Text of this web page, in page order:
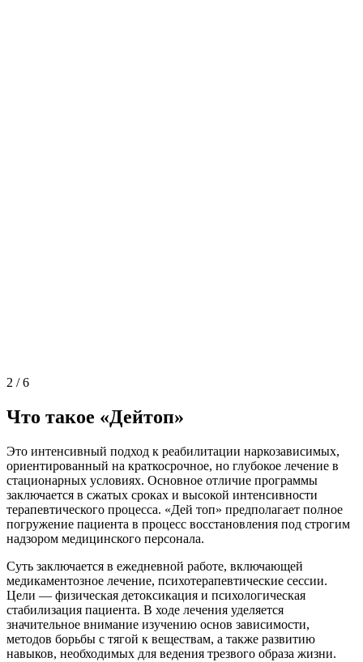
2 /6
Что такое «Дейтоп»
Это интенсивный подход к реабилитации наркозависимых,
ориентированный на краткосрочное, но глубокое лечение в
стационарных условиях. Основное отличие программы
заключается в сжатых сроках и высокой интенсивности
терапевтического процесса. «Дей топ» предполагает полное
погружение пациента в процесс восстановления под строгим
надзором медицинского персонала.
Суть заключается в ежедневной работе, включающей
медикаментозное лечение, психотерапевтические сессии.
Цели — физическая детоксикация и психологическая
стабилизация пациента. В ходе лечения уделяется
значительное внимание изучению основ зависимости,
методов борьбы с тягой к веществам, а также развитию
навыков, необходимых для ведения трезвого образа жизни.